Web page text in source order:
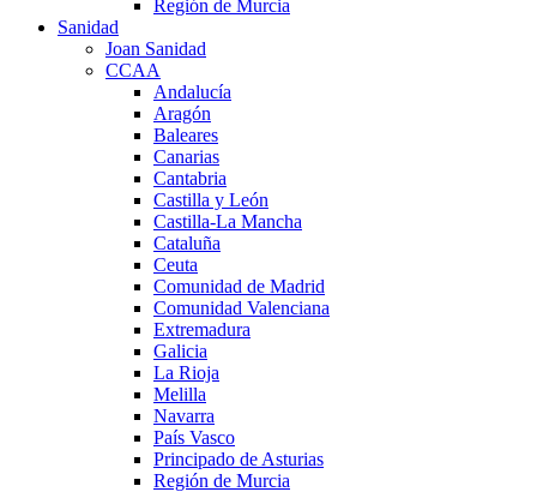
Región de Murcia
Sanidad
Joan Sanidad
CCAA
Andalucía
Aragón
Baleares
Canarias
Cantabria
Castilla y León
Castilla-La Mancha
Cataluña
Ceuta
Comunidad de Madrid
Comunidad Valenciana
Extremadura
Galicia
La Rioja
Melilla
Navarra
País Vasco
Principado de Asturias
Región de Murcia